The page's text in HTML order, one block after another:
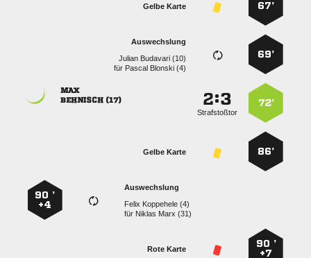
67’
Gelbe Karte
69’
Auswechslung
  
für   
72’
:
Strafstoßtor

 
86’
Gelbe Karte
Auswechslung
  
für   
90 ’
+4
90 ’
+7
Rote Karte